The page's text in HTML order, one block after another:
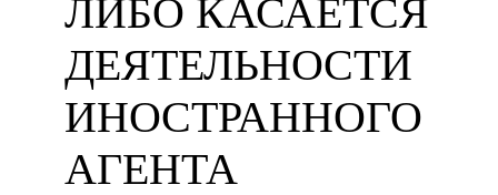
ЛИБО КАСАЕТСЯ
ДЕЯТЕЛЬНОСТИ
ИНОСТРАННОГО
АГЕНТА